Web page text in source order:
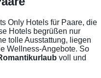
Only Hotels für Paare, die
Hotels begrüßen nur
tolle Ausstattung, liegen
Wellness-Angebote. So
voll und